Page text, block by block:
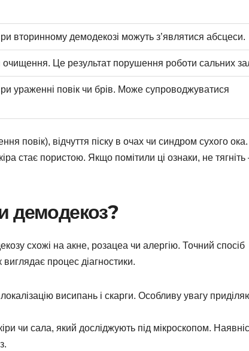
вторинному демодекозі можуть з’являтися абсцеси.
очищення. Це результат порушення роботи сальних
ураженні повік чи брів. Може супроводжуватися
повік), відчуття піску в очах чи синдром сухого
стає пористою. Якщо помітили ці ознаки, не тягніть
демодекоз?
схожі на акне, розацеа чи алергію. Точний спосіб
процес діагностики.
висипань і скарги. Особливу увагу
чи сала, який досліджують під мікроскопом.